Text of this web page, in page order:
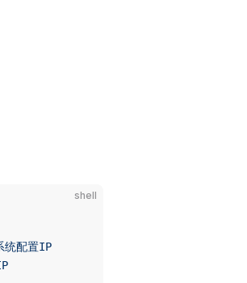
shell
统配置IP